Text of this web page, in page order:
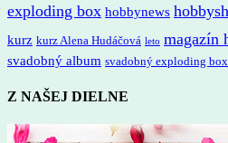
exploding box hobbynews
kurz kurz Alena Hudáčová leto magazín
svadobný album svadobný exploding box
Z NAŠEJ DIELNE